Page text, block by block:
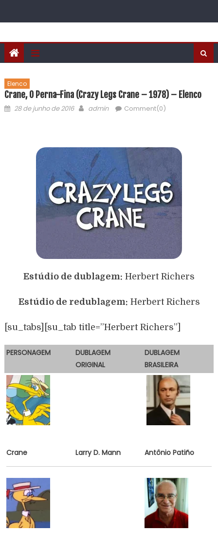
Elenco
Crane, O Perna-Fina (Crazy Legs Crane – 1978) – Elenco
28 de junho de 2016 admin Comment(0)
Estúdio de dublagem: Herbert Richers
Estúdio de redublagem: Herbert Richers
[su_tabs][su_tab title=”Herbert Richers”]
PERSONAGEM
DUBLAGEM
ORIGINAL
DUBLAGEM
BRASILEIRA
Crane Larry D. Mann Antônio Patiño